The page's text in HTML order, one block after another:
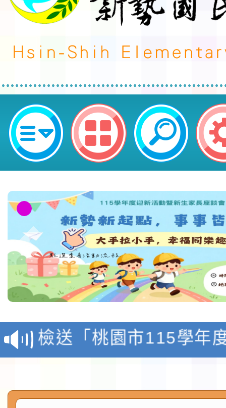
本市113學年度國民中小學本土語
學支援工作人員回流研習計畫一案
勢國民小學
本校115學年度第1學
第3次招考代課鐘點教
告(不再辦理後續甄選)
檢送「桃園市115學年
賽實施要點」1份
本市「115學年度學生
程安排一案
「桃園市補助參觀特色